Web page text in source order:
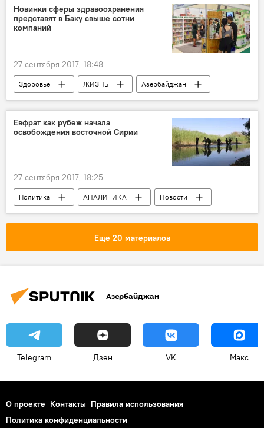
Бакинский олимпийский стадион
ФК "Рома"
Лига чемпионов
Матч
Новинки сферы здравоохранения
представят в Баку свыше сотни
компаний
27 сентября 2017, 18:48
Здоровье ЖИЗНЬ
Азербайджан
Новости
Экономика
Евфрат как рубеж начала
освобождения восточной Сирии
27 сентября 2017, 18:25
Политика АНАЛИТИКА
Новости
Новости мира
Еще 20 материалов
Азербайджан
Telegram Дзен VK Макс
О проекте Контакты Правила использования
Политика конфиденциальности